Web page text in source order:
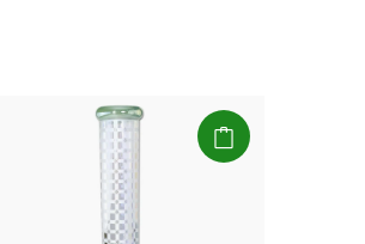
(Paket)